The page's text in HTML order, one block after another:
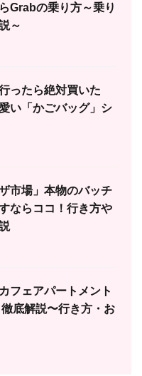
Grabの乗り方～乗り
～
ったら絶対買いた
い「かごバッグ」シ
市場」本物のバッチ
ならココ！行き方や
フェアパートメント
徹底解説〜行き方・お